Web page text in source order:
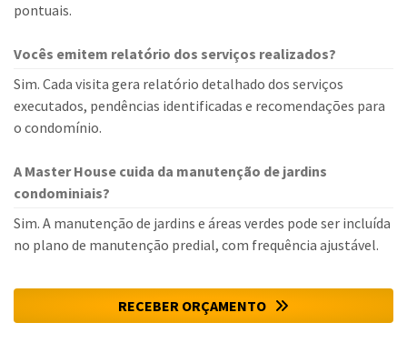
pontuais.
Vocês emitem relatório dos serviços realizados?
Sim. Cada visita gera relatório detalhado dos serviços
executados, pendências identificadas e recomendações para
o condomínio.
A Master House cuida da manutenção de jardins
condominiais?
Sim. A manutenção de jardins e áreas verdes pode ser incluída
no plano de manutenção predial, com frequência ajustável.
RECEBER ORÇAMENTO